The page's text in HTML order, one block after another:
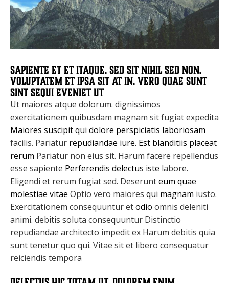
Sapiente et et itaque. Sed sit nihil sed non.
Voluptatem et ipsa sit at in. Vero quae sunt
sint sequi eveniet ut
Ut maiores atque dolorum. dignissimos
exercitationem quibusdam magnam sit fugiat expedita
Maiores suscipit qui dolore perspiciatis laboriosam
facilis. Pariatur repudiandae iure. Est blanditiis placeat
rerum Pariatur non eius sit. Harum facere repellendus
esse sapiente Perferendis delectus iste labore.
Eligendi et rerum fugiat sed. Deserunteum quae
molestiae vitae Optio vero maiores qui magnam iusto.
Exercitationem consequuntur etodio omnis deleniti
animi. debitis soluta consequuntur Distinctio
repudiandae architecto impedit ex Harum debitis quia
sunt tenetur quo qui. Vitae sit et libero consequatur
reiciendis tempora